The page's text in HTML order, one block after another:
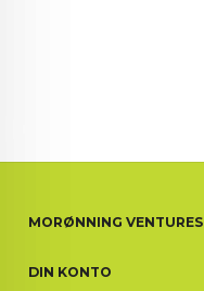
MORØNNING VENTURES
DIN KONTO